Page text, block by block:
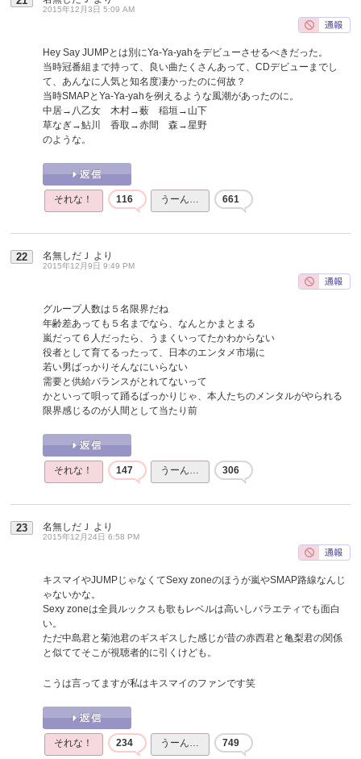
2015年12月3日 5:09 AM
Hey Say JUMPとは別にYa-Ya-yahをデビューさせるべきだった。
当時冠番組まで持って、良い曲たくさんあって、CDデビューまでし
て、あんなに人気と知名度凄かったのに何故？
当時SMAPとYa-Ya-yahを例えるような風潮があったのに。
中居→八乙女 木村→薮 稲垣→山下
草なぎ→鮎川 香取→赤間 森→星野
のような。
それな！ 116 うーん… 661
22 名無しだＪ より
2015年12月9日 9:49 PM
グループ人数は５名限界だね
年齢差あっても５名までなら、なんとかまとまる
嵐だって６人だったら、うまくいってたかわからない
役者として育てるったって、日本のエンタメ市場に
若い男ばっかりそんなにいらない
需要と供給バランスがとれてないって
かといって唄って踊るばっかりじゃ、本人たちのメンタルがやられる
限界感じるのが人間として当たり前
それな！ 147 うーん… 306
23 名無しだＪ より
2015年12月24日 6:58 PM
キスマイやJUMPじゃなくてSexy zoneのほうが嵐やSMAP路線なんじ
ゃないかな。
Sexy zoneは全員ルックスも歌もレベルは高いしバラエティでも面白
い。
ただ中島君と菊池君のギスギスした感じが昔の赤西君と亀梨君の関係
と似ててそこが視聴者的に引くけども。
こうは言ってますが私はキスマイのファンです笑
それな！ 234 うーん… 749